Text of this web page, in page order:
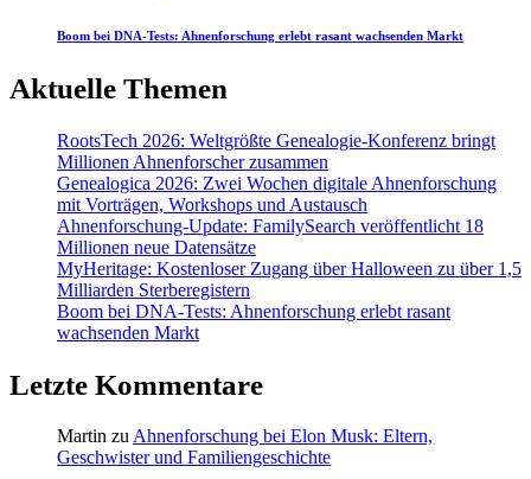
Boom bei DNA-Tests: Ahnenforschung erlebt rasant wachsenden Markt
Aktuelle Themen
RootsTech 2026: Weltgrößte Genealogie-Konferenz bringt
Millionen Ahnenforscher zusammen
Genealogica 2026: Zwei Wochen digitale Ahnenforschung
mit Vorträgen, Workshops und Austausch
Ahnenforschung-Update: FamilySearch veröffentlicht 18
Millionen neue Datensätze
MyHeritage: Kostenloser Zugang über Halloween zu über 1,5
Milliarden Sterberegistern
Boom bei DNA-Tests: Ahnenforschung erlebt rasant
wachsenden Markt
Letzte Kommentare
Martin zu Ahnenforschung bei Elon Musk: Eltern,
Geschwister und Familiengeschichte